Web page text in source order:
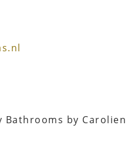
Bathrooms by Carolien